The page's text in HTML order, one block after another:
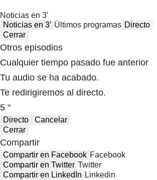
Noticias en 3′
Noticias en 3′ Últimos programas Directo
Cerrar
Otros episodios
Cualquier tiempo pasado fue anterior
Tu audio se ha acabado.
Te redirigiremos al directo.
5 "
Directo
Cancelar
Cerrar
Compartir
Compartir en Facebook Facebook
Compartir en Twitter Twitter
Compartir en LinkedIn Linkedin